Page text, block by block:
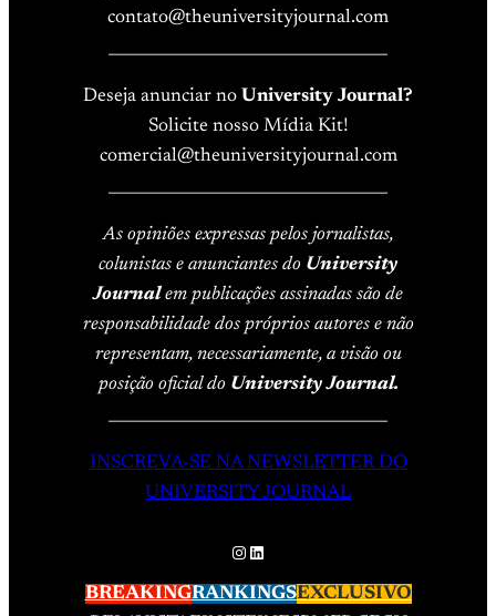
contato@theuniversityjournal.com
Deseja anunciar no University Journal?
Solicite nosso Mídia Kit!
comercial@theuniversityjournal.com
As opiniões expressas pelos jornalistas,
colunistas e anunciantes do University
Journalem publicações assinadas são de
responsabilidade dos próprios autores e não
representam, necessariamente, a visão ou
posição oficial do University Journal.
INSCREVA-SE NA NEWSLETTER DO
UNIVERSITY JOURNAL
Instagram
LinkedIn
BREAKINGRANKINGSEXCLUSIVO